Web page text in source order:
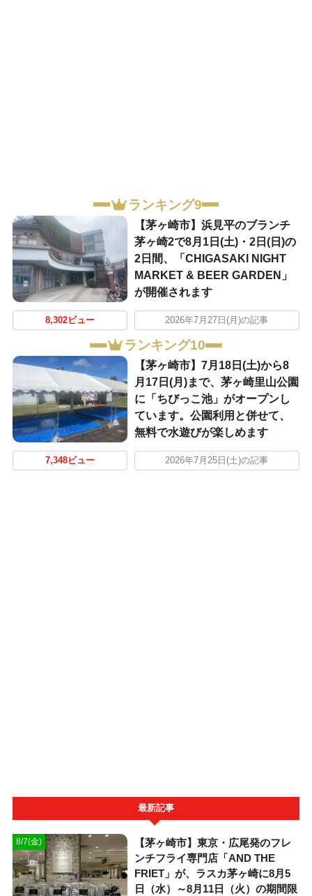
ランキング9
【茅ヶ崎市】浜見平のブランチ
茅ヶ崎2で8月1日(土)・2日(日)の
2日間、「CHIGASAKI NIGHT
MARKET & BEER GARDEN」
が開催されます
8,302ビュー 2026年7月27日(月)の記事
ランキング10
【茅ヶ崎市】7月18日(土)から8
月17日(月)まで、茅ヶ崎里山公園
に「ちびっこ池」がオープンし
ています。公園利用と併せて、
無料で水遊びが楽しめます
7,348ビュー 2026年7月25日(土)の記事
最新記事
8/7(金)
【茅ヶ崎市】東京・広尾発のフレ
ンチフライ専門店「AND THE
FRIET」が、ラスカ茅ヶ崎に8月5
日（水）～8月11日（火）の期間限